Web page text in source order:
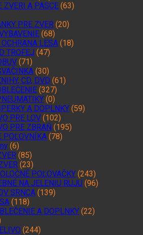
ZVERI A PASCE (63)
PRE ZVER (20)
(68)
LESA (18)
TROFEJ (47)
(71)
(30)
CD, DVD (61)
(327)
(0)
A DOPLNKY (59)
PRE LOV (102)
PRE ZBRAŇ (195)
POĽOVNÍKA (78)
(6)
(85)
(23)
POĽOVAČKY (243)
NA JELENIU RUJU (96)
SRNCA (139)
(118)
A DOPLNKY (22)
(244)